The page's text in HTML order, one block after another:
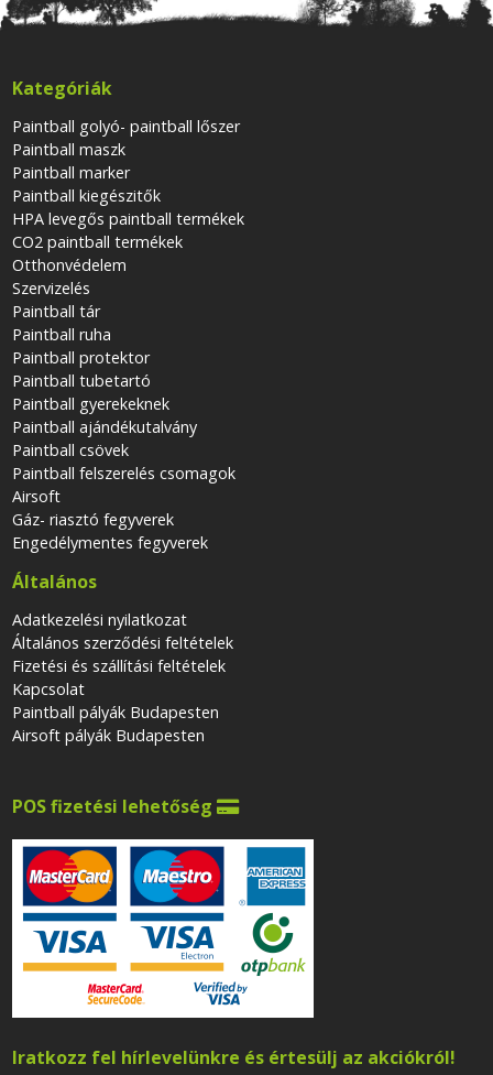
Kategóriák
Paintball golyó- paintball lőszer
Paintball maszk
Paintball marker
Paintball kiegészitők
HPA levegős paintball termékek
CO2 paintball termékek
Otthonvédelem
Szervizelés
Paintball tár
Paintball ruha
Paintball protektor
Paintball tubetartó
Paintball gyerekeknek
Paintball ajándékutalvány
Paintball csövek
Paintball felszerelés csomagok
Airsoft
Gáz- riasztó fegyverek
Engedélymentes fegyverek
Általános
Adatkezelési nyilatkozat
Általános szerződési feltételek
Fizetési és szállítási feltételek
Kapcsolat
Paintball pályák Budapesten
Airsoft pályák Budapesten
POS fizetési lehetőség 
Iratkozz fel hírlevelünkre és értesülj az akciókról!